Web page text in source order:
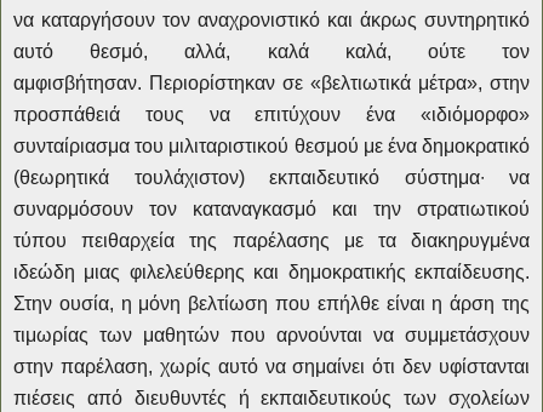
να καταργήσουν τον αναχρονιστικό και άκρως συντηρητικό
αυτό θεσμό, αλλά, καλά καλά, ούτε τον
αμφισβήτησαν. Περιορίστηκαν σε «βελτιωτικά μέτρα», στην
προσπάθειά τους να επιτύχουν ένα «ιδιόμορφο»
συνταίριασμα του μιλιταριστικού θεσμού με ένα δημοκρατικό
(θεωρητικά τουλάχιστον) εκπαιδευτικό σύστημα∙ να
συναρμόσουν τον καταναγκασμό και την στρατιωτικού
τύπου πειθαρχεία της παρέλασης με τα διακηρυγμένα
ιδεώδη μιας φιλελεύθερης και δημοκρατικής εκπαίδευσης.
Στην ουσία, η μόνη βελτίωση που επήλθε είναι η άρση της
τιμωρίας των μαθητών που αρνούνται να συμμετάσχουν
στην παρέλαση, χωρίς αυτό να σημαίνει ότι δεν υφίστανται
πιέσεις από διευθυντές ή εκπαιδευτικούς των σχολείων